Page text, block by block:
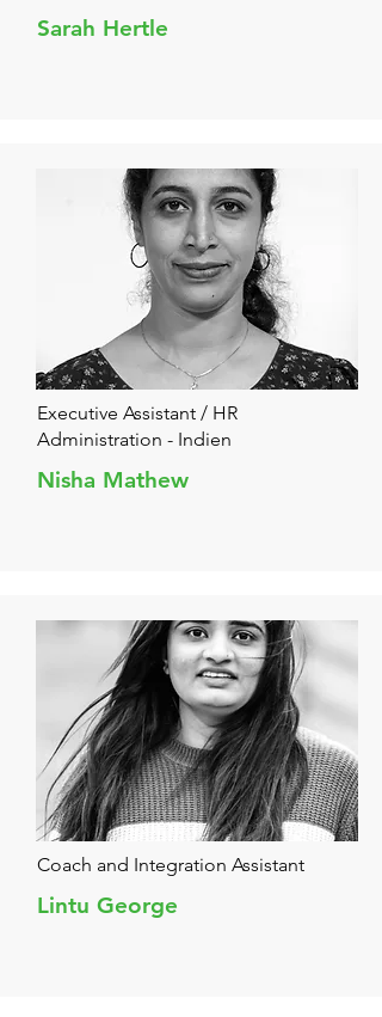
Sarah Hertle
Executive Assistant / HR
Administration - Indien
Nisha Mathew
Coach and Integration Assistant
Lintu George